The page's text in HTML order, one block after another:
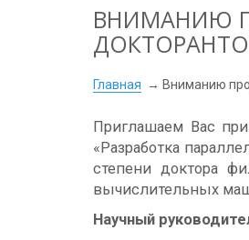
ВНИМАНИЮ
Главная Вниманию
Приглашаем Вас
«Разработка
степени доктора
вычислительных
Научный